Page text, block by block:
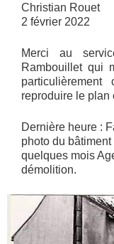
Christian Rouet
2 février 2022
Merci au
Rambouillet qui
particulièrement
reproduire le plan
Dernière heure :
photo du
quelques mois
démolition.